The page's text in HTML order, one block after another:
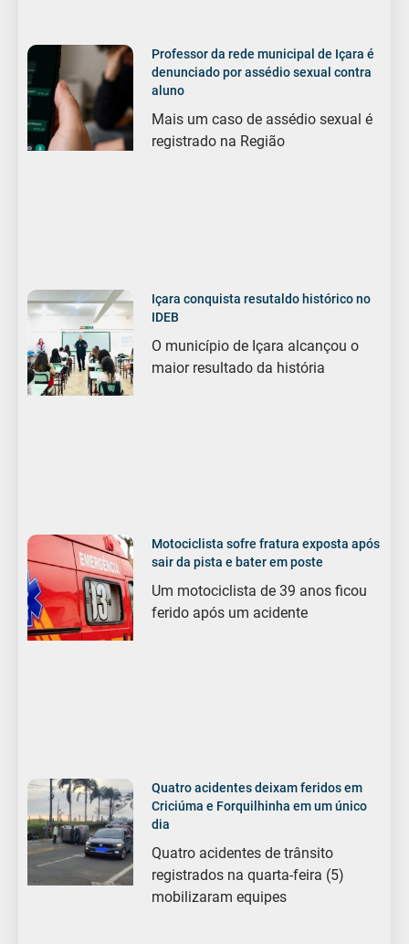
Professor da rede municipal de Içara é
denunciado por assédio sexual contra
aluno
Mais um caso de assédio sexual é
registrado na Região
Içara conquista resutaldo histórico no
IDEB
O município de Içara alcançou o
maior resultado da história
Motociclista sofre fratura exposta após
sair da pista e bater em poste
Um motociclista de 39 anos ficou
ferido após um acidente
Quatro acidentes deixam feridos em
Criciúma e Forquilhinha em um único
dia
Quatro acidentes de trânsito
registrados na quarta-feira (5)
mobilizaram equipes